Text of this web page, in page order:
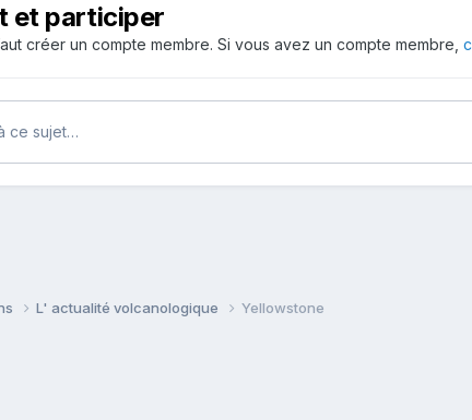
et participer
créer un compte membre. Si vous avez un compte membre,
ce sujet…
L' actualité volcanologique Yellowstone